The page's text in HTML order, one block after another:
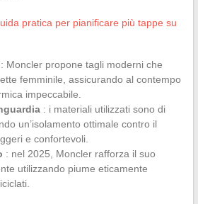
pratica per pianificare più tappe su
: Moncler propone tagli moderni che
femminile, assicurando al contempo
impeccabile.
: i materiali utilizzati sono di
un’isolamento ottimale contro il
e confortevoli.
: nel 2025, Moncler rafforza il suo
utilizzando piume eticamente